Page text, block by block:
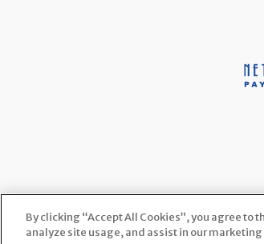
By clicking “Accept All Cookies”, you agree
analyze site usage, and assist in our